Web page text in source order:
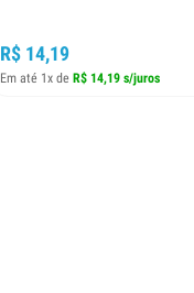
R$ 14,19
Em até 1x de R$ 14,19 s/juros